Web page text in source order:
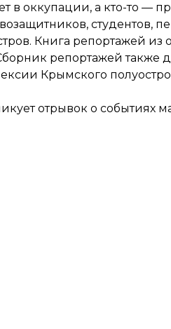
в оккупации, а кто-то —
Книга репортажей из
репортажей также
Крымского
отрывок о событиях